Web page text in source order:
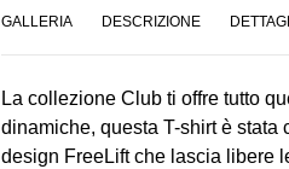
GALLERIA DESCRIZIONE
La collezione Club ti offre tutto
dinamiche, questa T-shirt è stata
design FreeLift che lascia libere